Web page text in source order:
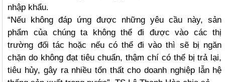
nhập khẩu.
“Nếu không đáp ứng được những yêu cầu này, sản
phẩm của chúng ta không thể đi được vào các thị
trường đối tác hoặc nếu có thể đi vào thì sẽ bị ngăn
chặn do không đạt tiêu chuẩn, thậm chí có thể bị trả lại,
tiêu hủy, gây ra nhiều tổn thất cho doanh nghiệp lẫn hệ